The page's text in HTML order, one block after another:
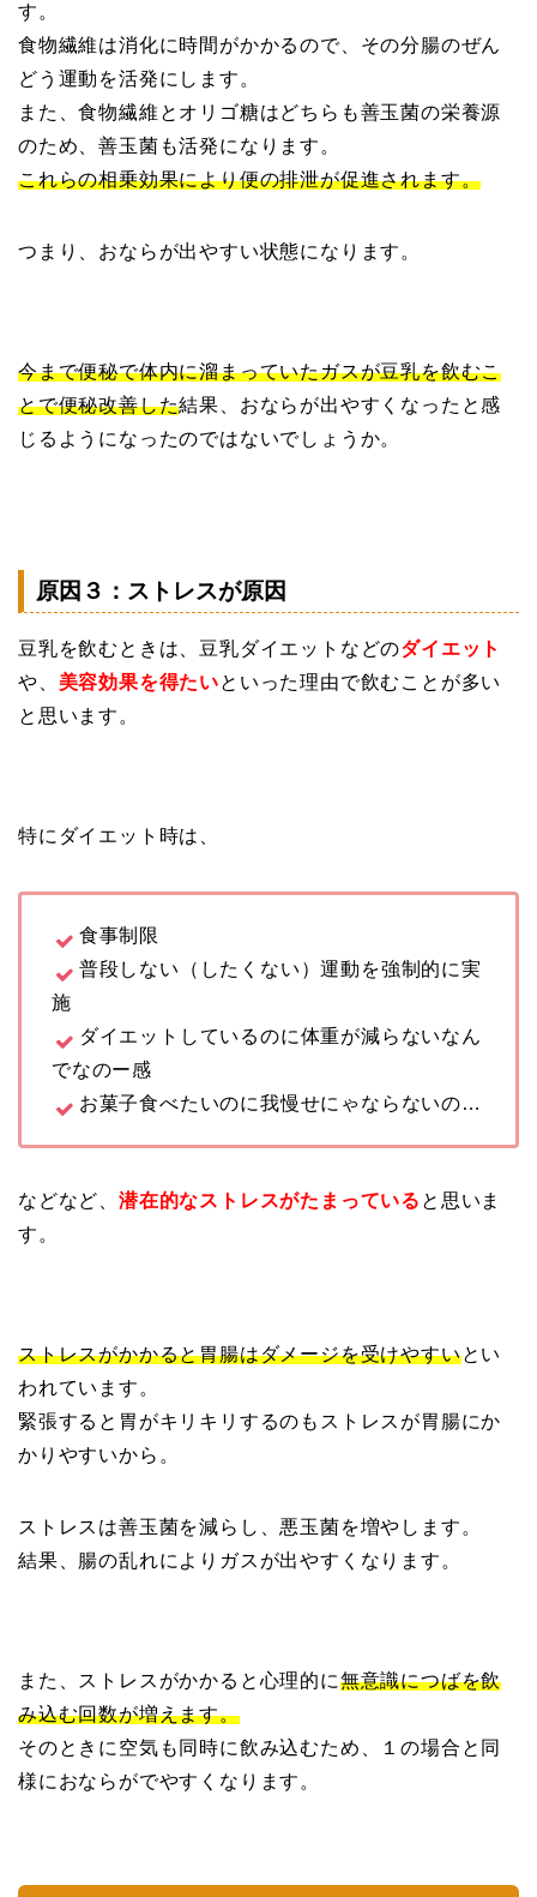
す。
食物繊維は消化に時間がかかるので、その分腸のぜん
どう運動を活発にします。
また、食物繊維とオリゴ糖はどちらも善玉菌の栄養源
のため、善玉菌も活発になります。
これらの相乗効果により便の排泄が促進されます。
つまり、おならが出やすい状態になります。
今まで便秘で体内に溜まっていたガスが豆乳を飲むこ
とで便秘改善した結果、おならが出やすくなったと感
じるようになったのではないでしょうか。
原因３：ストレスが原因
豆乳を飲むときは、豆乳ダイエットなどのダイエット
や、 美容効果を得たいといった理由で飲むことが多い
と思います。
特にダイエット時は、
食事制限
普段しない（したくない）運動を強制的に実
施
ダイエットしているのに体重が減らないなん
でなのー感
お菓子食べたいのに我慢せにゃならないの…
などなど、 潜在的なストレスがたまっている と思いま
す。
ストレスがかかると胃腸はダメージを受けやすいとい
われています。
緊張すると胃がキリキリするのもストレスが胃腸にか
かりやすいから。
ストレスは善玉菌を減らし、悪玉菌を増やします。
結果、腸の乱れによりガスが出やすくなります。
また、ストレスがかかると心理的に無意識につばを飲
み込む回数が増えます。
そのときに空気も同時に飲み込むため、１の場合と同
様におならがでやすくなります。